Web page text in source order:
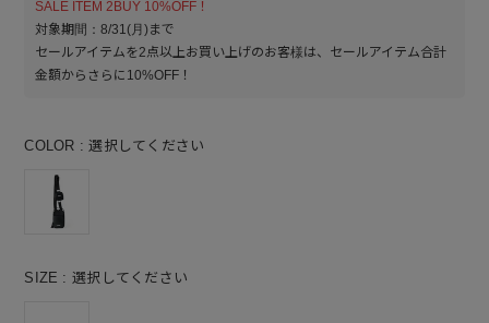
SALE ITEM 2BUY 10%OFF！
対象期間：8/31(月)まで
セールアイテムを2点以上お買い上げのお客様は、セールアイテム合計
金額からさらに10%OFF！
COLOR 選択してください
SIZE 選択してください